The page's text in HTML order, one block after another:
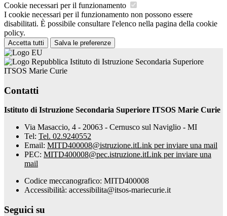
Cookie necessari per il funzionamento
I cookie necessari per il funzionamento non possono essere
disabilitati. È possibile consultare l'elenco nella pagina della cookie
policy.
Accetta tutti Salva le preferenze
Istituto di Istruzione Secondaria Superiore
ITSOS Marie Curie
Contatti
Istituto di Istruzione Secondaria Superiore ITSOS Marie Curie
Via Masaccio, 4 - 20063 - Cernusco sul Naviglio - MI
Tel: Tel. 02.9240552
Email: MITD400008@istruzione.itLink per inviare una mail
PEC: MITD400008@pec.istruzione.itLink per inviare una
mail
Codice meccanografico: MITD400008
Accessibilità: accessibilita@itsos-mariecurie.it
Seguici su